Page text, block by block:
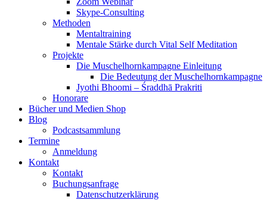
Skype-Consulting
Methoden
Mentaltraining
Mentale Stärke durch Vital Self Meditation
Projekte
Die Muschelhornkampagne Einleitung
Die Bedeutung der Muschelhornkampagne
Jyothi Bhoomi – Śraddhā Prakriti
Honorare
Bücher und Medien Shop
Blog
Podcastsammlung
Termine
Anmeldung
Kontakt
Kontakt
Buchungsanfrage
Datenschutzerklärung